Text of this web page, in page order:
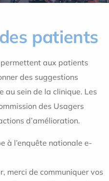
patients
aux patients
des suggestions
au sein de la clinique. Les
des Usagers
d’amélioration.
à l’enquête nationale e-
merci de communiquer vos